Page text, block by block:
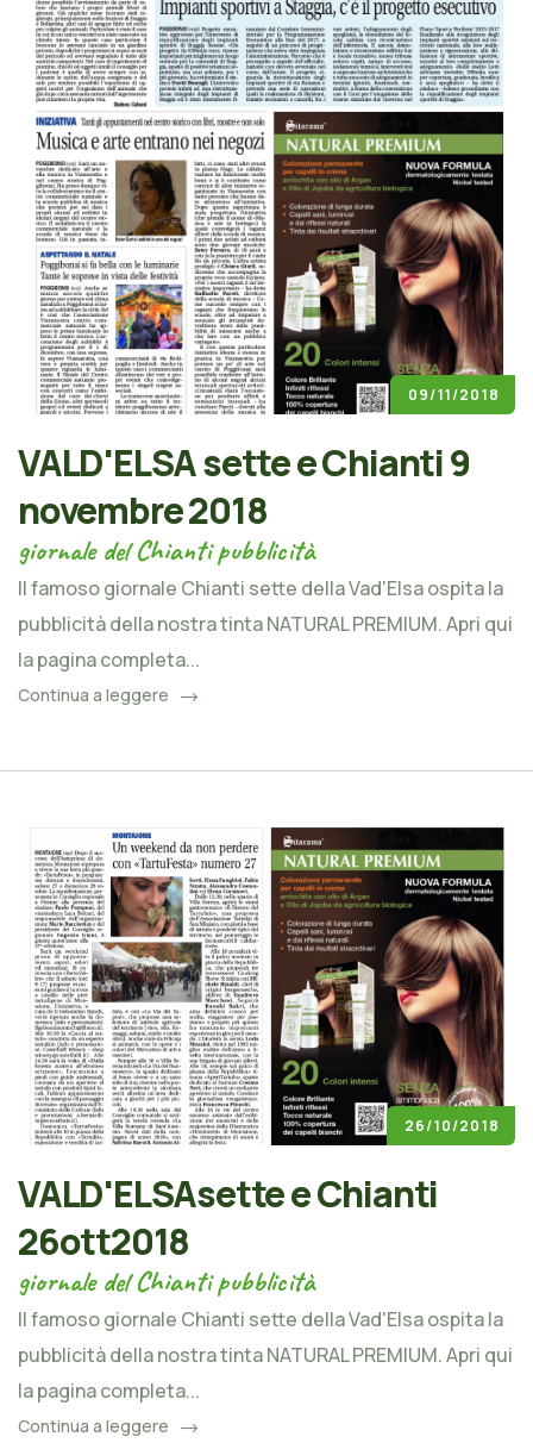
09/11/2018
VALD'ELSA sette e Chianti 9
novembre 2018
giornale del Chianti pubblicità
Il famoso giornale Chianti sette della Vad'Elsa ospita la
pubblicità della nostra tinta NATURAL PREMIUM. Apri qui
la pagina completa...
Continua a leggere
26/10/2018
VALD'ELSAsette e Chianti
26ott2018
giornale del Chianti pubblicità
Il famoso giornale Chianti sette della Vad'Elsa ospita la
pubblicità della nostra tinta NATURAL PREMIUM. Apri qui
la pagina completa...
Continua a leggere